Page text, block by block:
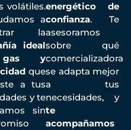
volátiles.
a
la
ideal
y
que
a tus
y te
sin
energético de
confianza. Te
asesoramos
sobre qué
comercializadora
se adapta mejor
a tus
necesidades, y
te
acompañamos